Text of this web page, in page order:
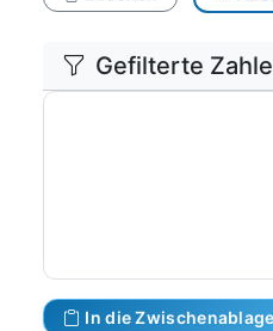
Gefilterte
In die